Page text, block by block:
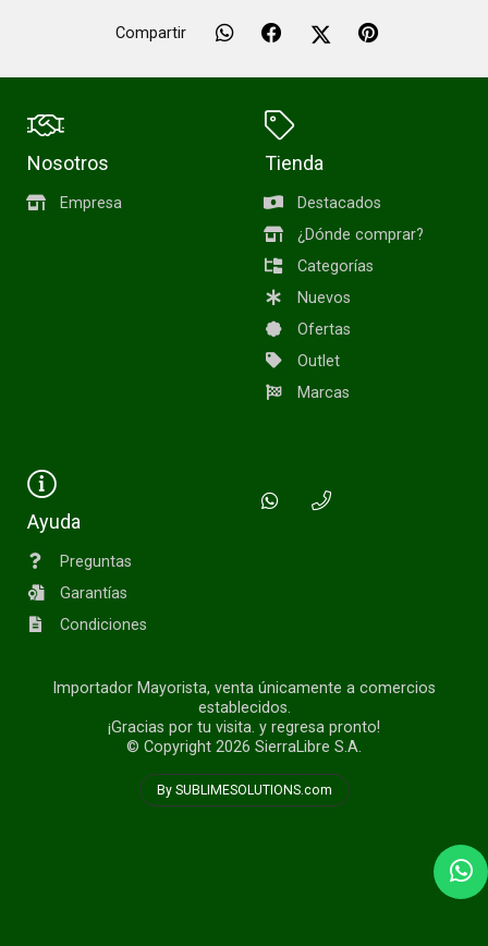
Compartir
Nosotros
Empresa
Tienda
Destacados
¿Dónde comprar?
Categorías
Nuevos
Ofertas
Outlet
Marcas
Ayuda
Preguntas
Garantías
Condiciones
Importador Mayorista, venta únicamente a comercios
establecidos.
¡Gracias por tu visita. y regresa pronto!
© Copyright 2026 SierraLibre S.A.
By SUBLIMESOLUTIONS.com